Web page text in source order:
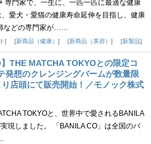
専門家で、一生に、一匹一匹に最適な健康
愛犬・愛猫の健康寿命延伸を目指し、健康
などの専門家が……
新商品（健康） 新商品（美容） 新製品
】THE MATCHA TOKYOとの限定コ
発想のクレンジングバームが数量限
店頭にて販売開始！／モノック株式
TOKYOと、世界中で愛されるBANILA
現しました。 「BANILA CO」は全国のバ